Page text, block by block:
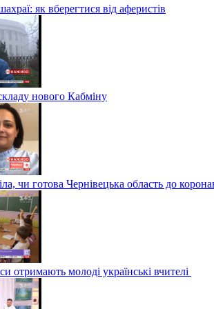
як вберегтися від аферистів
нового Кабміну
чи готова Чернівецька область до
отримають молоді українські вчителі